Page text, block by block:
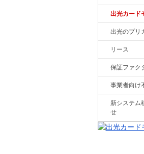
出光カード
出光のプリ
リース
保証ファク
事業者向け
新システム
せ